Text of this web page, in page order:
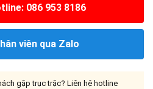
086 953 8186
viên qua Zalo
gặp trục trặc? Liên hệ hotline